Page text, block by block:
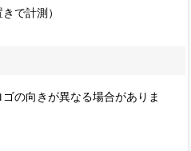
で計測）
の向きが異なる場合がありま